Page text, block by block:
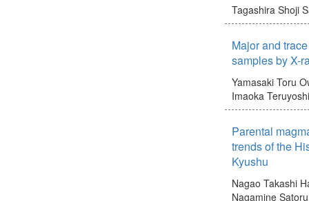
Tagashira Shoji
Major and
samples by X-
Yamasaki Toru
Imaoka Teruyoshi
Parental
trends of the
Kyushu
Nagao Takashi
Nagamine Satoru